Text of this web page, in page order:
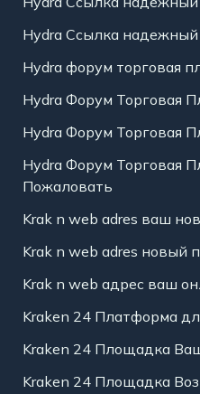
Hydra Ссылка надежный
Hydra форум торговая
Hydra Форум Торговая
Hydra Форум Торговая
Hydra Форум Торговая
Пожаловать
Krak n web adres ваш
Krak n web adres новый
Krak n web адрес ваш
Kraken 24 Платформа
Kraken 24 Площадка
Kraken 24 Площадка